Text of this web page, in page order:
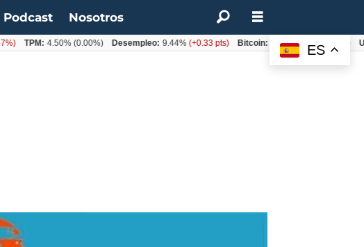
Podcast Nosotros
ES
TPM: 4.50%(0.00%) Desempleo: 9.44%(+0.33 pts) Bitcoin: $64.600,08(+2.93%)